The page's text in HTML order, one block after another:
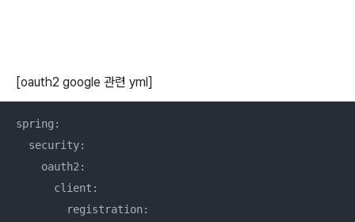
[oauth2 google 관련 yml]
spring:
  security:
    oauth2:
      client:
        registration: